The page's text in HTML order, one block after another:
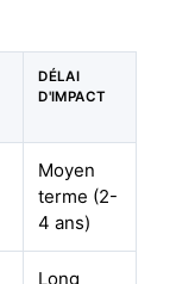
DÉLAI
D'IMPACT
Moyen
terme (2-
4 ans)
Long